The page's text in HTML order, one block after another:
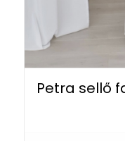
Petra sellő